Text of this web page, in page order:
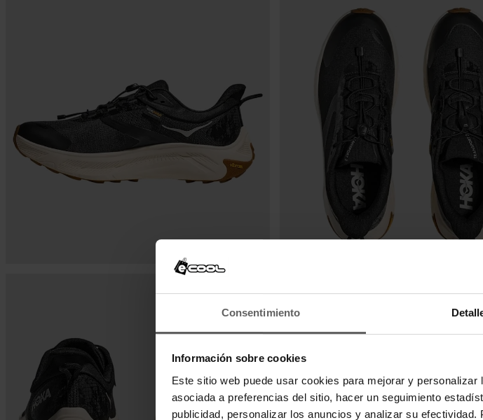
Consentimiento
Información sobre cookies
Este sitio web puede usar cookies para mejorar y
asociada a preferencias del sitio, hacer un seguimiento
publicidad, personalizar los anuncios y analizar su